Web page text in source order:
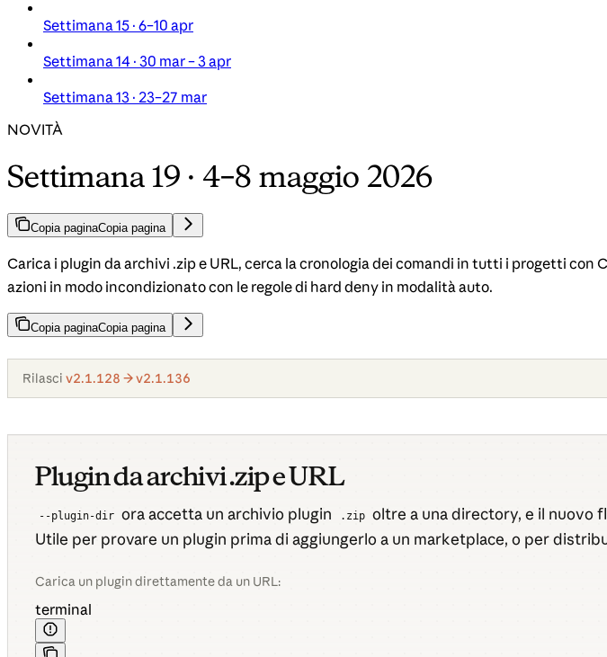
Settimana 15 · 6–10 apr
Settimana 14 · 30 mar – 3 apr
Settimana 13 · 23–27 mar
NOVITÀ
Settimana 19 · 4–8 maggio 2026
Copia paginaCopia pagina
Carica i plugin da archivi .zip e URL, cerca la cronologia dei comandi in tutti i progetti
azioni in modo incondizionato con le regole di hard deny in modalità auto.
Copia paginaCopia pagina
Rilasci v2.1.128 → v2.1.136
Plugin da archivi .zip e URL
--plugin-dir ora accetta un archivio plugin .zip oltre a una directory, e il nuovo
Utile per provare un plugin prima di aggiungerlo a un marketplace, o per
Carica un plugin direttamente da un URL:
terminal